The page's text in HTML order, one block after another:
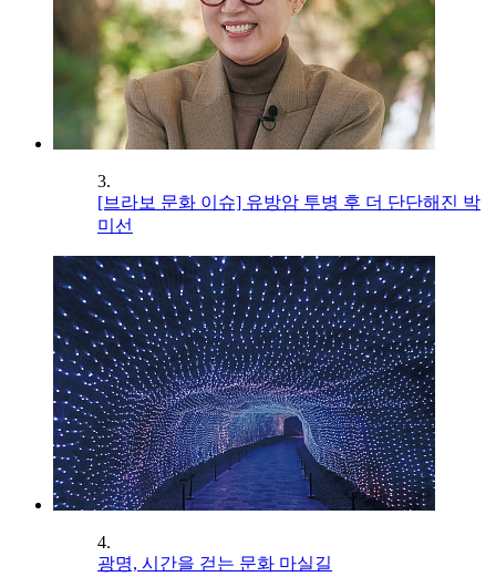
3.
[브라보 문화 이슈] 유방암 투병 후 더 단단해진 박
미선
4.
광명, 시간을 걷는 문화 마실길